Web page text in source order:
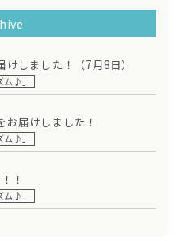
しました！（7月8日）
ム♪」
届けしました！
ム♪」
！
ム♪」